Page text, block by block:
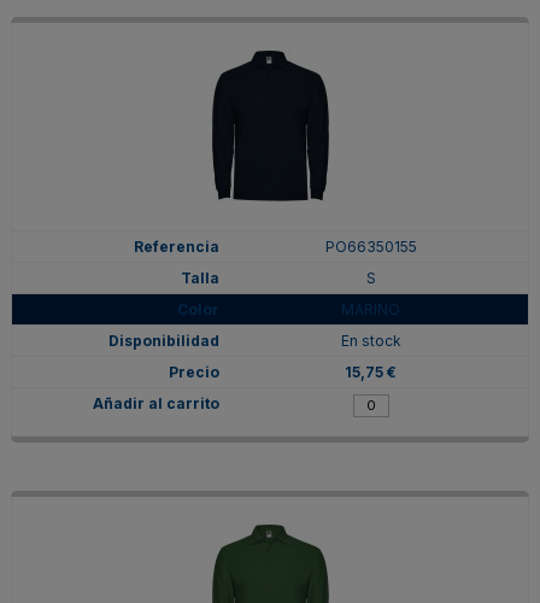
PO66350155
S
MARINO
En stock
15,75 €